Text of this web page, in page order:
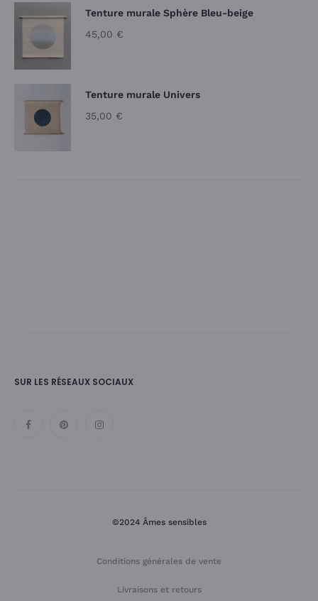
Tenture murale Sphère Bleu-beige
45,00 €
Tenture murale Univers
35,00 €
SUR LES RÉSEAUX SOCIAUX
©2024 Âmes sensibles
Conditions générales de vente
Livraisons et retours